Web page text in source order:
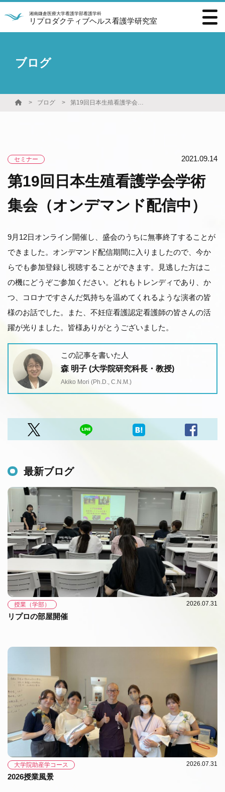
湘南鎌倉医療大学看護学部看護学科
リプロダクティブヘルス看護学研究室
ブログ
ブログ 第19回日本生殖看護学会学術集会（オンデマンド配信中）
セミナー 2021.09.14
第19回日本生殖看護学会学術
集会（オンデマンド配信中）
9月12日オンライン開催し、盛会のうちに無事終了することが
できました。オンデマンド配信期間に入りましたので、今か
らでも参加登録し視聴することができます。見逃した方はこ
の機にどうぞご参加ください。どれもトレンディであり、か
つ、コロナですさんだ気持ちを温めてくれるような演者の皆
様のお話でした。また、不妊症看護認定看護師の皆さんの活
躍が光りました。皆様ありがとうございました。
この記事を書いた人
森 明子​ (大学院研究科長・教授)
Akiko Mori (Ph.D., C.N.M.​)
最新ブログ
授業（学部） 2026.07.31
リプロの部屋開催
大学院助産学コース 2026.07.31
2026授業風景